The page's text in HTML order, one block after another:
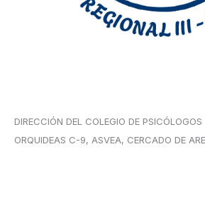
DIRECCIÓN DEL COLEGIO DE PSICÓLOGOS EN GPS: URB. LAS
ORQUIDEAS C-9, ASVEA, CERCADO DE